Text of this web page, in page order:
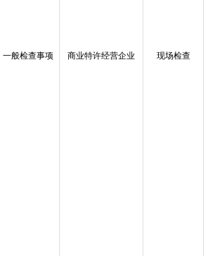
一般检查事项 商业特许经营企业 现场检查